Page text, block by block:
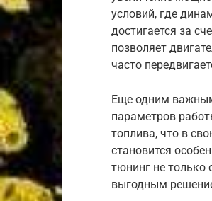
условий, где
достигается за
позволяет
часто
Еще одним
параметров
топлива, что в
становится
тюнинг не только
выгодным